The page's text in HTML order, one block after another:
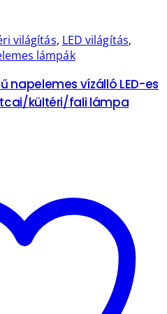
világítás, LED világítás,
lámpák
napelemes vízálló LED-es
kültéri/fali lámpa